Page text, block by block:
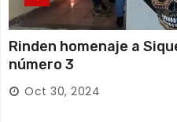
Rinden homenaje a
número 3
Oct 30, 2024